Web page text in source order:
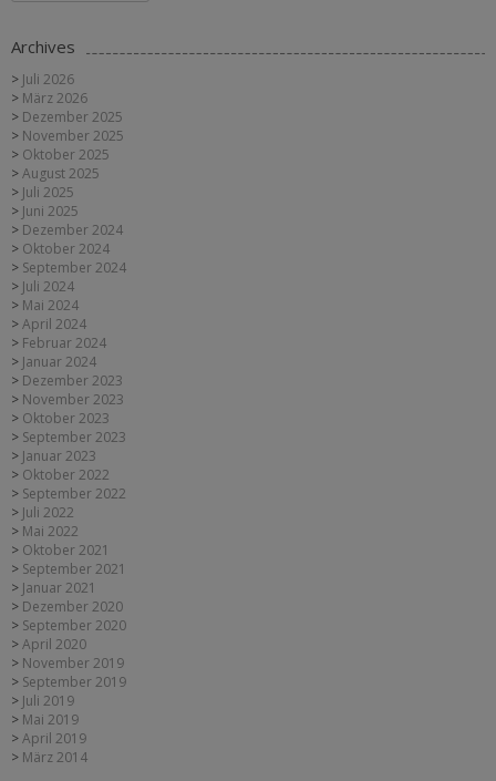
Archives
Juli 2026
März 2026
Dezember 2025
November 2025
Oktober 2025
August 2025
Juli 2025
Juni 2025
Dezember 2024
Oktober 2024
September 2024
Juli 2024
Mai 2024
April 2024
Februar 2024
Januar 2024
Dezember 2023
November 2023
Oktober 2023
September 2023
Januar 2023
Oktober 2022
September 2022
Juli 2022
Mai 2022
Oktober 2021
September 2021
Januar 2021
Dezember 2020
September 2020
April 2020
November 2019
September 2019
Juli 2019
Mai 2019
April 2019
März 2014